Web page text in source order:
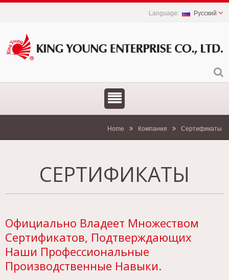
Русский
Home Компания Сертификаты
СЕРТИФИКАТЫ
Официально Владеет Множеством
Сертификатов, Подтверждающих
Наши Профессиональные
Производственные Навыки.